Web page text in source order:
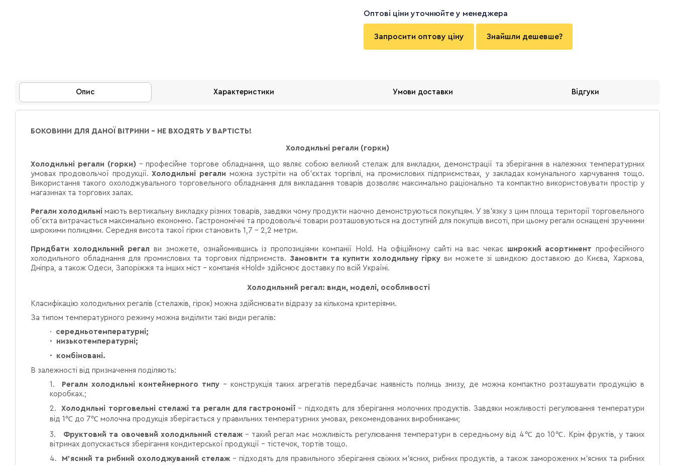
Оптові ціни уточнюйте у менеджера
Запросити оптову ціну Знайшли дешевше?
Опис Характеристики Умови доставки Відгуки
БОКОВИНИ ДЛЯ ДАНОЇ ВІТРИНИ - НЕ ВХОДЯТЬ У ВАРТІСТЬ!
Холодильні регали (горки)
Холодильні регали (горки) – професійне торгове обладнання, що являє собою великий стелаж для викладки, демонстрації та зберігання в належних температурних
умовах продовольчої продукції.Холодильні регали можна зустріти на об'єктах торгівлі, на промислових підприємствах, у закладах комунального харчування тощо.
Використання такого охолоджувального торговельного обладнання для викладання товарів дозволяє максимально раціонально та компактно використовувати простір у
магазинах та торгових залах.
Регали холодильнімають вертикальну викладку різних товарів, завдяки чому продукти наочно демонструються покупцям. У зв’язку з цим площа території торговельного
об'єкта витрачається максимально економно. Гастрономічні та продовольчі товари розташовуються на доступній для покупців висоті, при цьому регали оснащені зручними
широкими полицями. Середня висота такої гірки становить 1,7 – 2,2 метри.
Придбати холодильний регал ви зможете, ознайомившись із пропозиціями компанії Hold. На офіційному сайті на вас чекає широкий асортимент професійного
холодильного обладнання для промислових та торгових підприємств. Замовити та купити холодильну гірку ви можете зі швидкою доставкою до Києва, Харкова,
Дніпра, а також Одеси, Запоріжжя та інших міст – компанія «Hold» здійснює доставку по всій Україні.
Холодильний регал: види, моделі, особливості
Класифікацію холодильних регалів (стелажів, гірок) можна здійснювати відразу за кількома критеріями.
За типом температурного режиму можна виділити такі види регалів:
·
середньотемпературні;
·
низькотемпературні;
·
комбіновані.
В залежності від призначення поділяють:
1.
Регали холодильні контейнерного типу– конструкція таких агрегатів передбачає наявність полиць знизу, де можна компактно розташувати продукцію в
коробках.;
2.
Холодильні торговельні стелажі та регали для гастрономії – підходять для зберігання молочних продуктів. Завдяки можливості регулювання температури
від 1 ℃до 7℃молочна продукція зберігається у правильних температурних умовах, рекомендованих виробниками;
3. Фруктовий та овочевий холодильний стелаж – такий регал має можливість регулювання температури в середньому від 4 ℃ до 10 ℃. Крім фруктів, у таких
вітринах допускається зберігання кондитерської продукції – тістечок, тортів тощо.
4.
М'ясний та рибний охолоджуваний стелаж – підходять для правильного зберігання свіжих м'ясних, рибних продуктів, а також заморожених м'ясних та рибних